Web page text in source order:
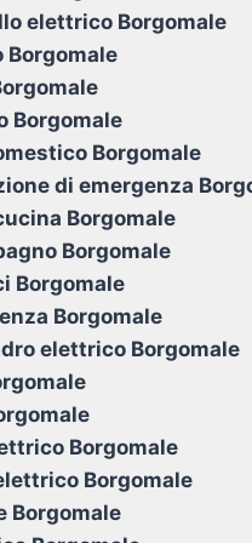
elettrico Borgomale
Borgomale
Borgomale
di emergenza
Borgomale
Borgomale
Borgomale
Borgomale
elettrico Borgomale
Borgomale
Borgomale
Borgomale